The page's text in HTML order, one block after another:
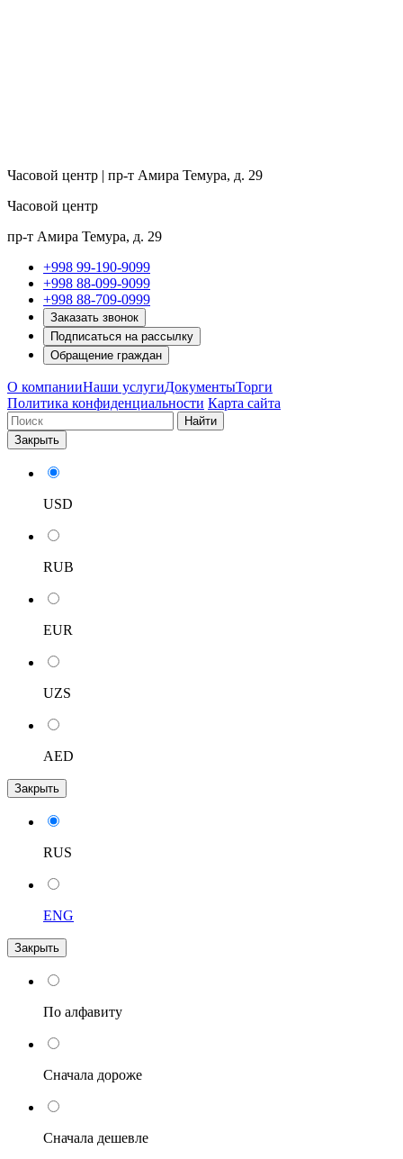
Часовой центр | пр-т Амира Темура, д. 29
Часовой центр
пр-т Амира Темура, д. 29
+998 99-190-9099
+998 88-099-9099
+998 88-709-0999
Заказать звонок
Подписаться на рассылку
Обращение граждан
О компанииНаши услугиДокументыТорги
Политика конфиденциальности Карта сайта
Найти
Закрыть
USD
RUB
EUR
UZS
AED
Закрыть
RUS
ENG
Закрыть
По алфавиту
Сначала дороже
Сначала дешевле